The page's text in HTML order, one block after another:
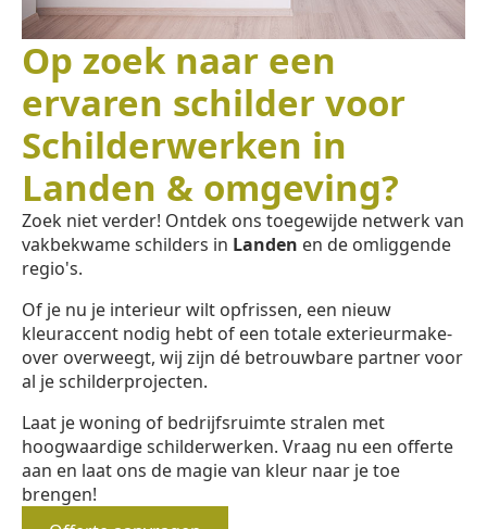
Op zoek naar een
ervaren schilder voor
Schilderwerken in
Landen & omgeving?
Zoek niet verder! Ontdek ons toegewijde netwerk van
vakbekwame schilders in Landen en de omliggende
regio's.
Of je nu je interieur wilt opfrissen, een nieuw
kleuraccent nodig hebt of een totale exterieurmake-
over overweegt, wij zijn dé betrouwbare partner voor
al je schilderprojecten.
Laat je woning of bedrijfsruimte stralen met
hoogwaardige schilderwerken. Vraag nu een offerte
aan en laat ons de magie van kleur naar je toe
brengen!